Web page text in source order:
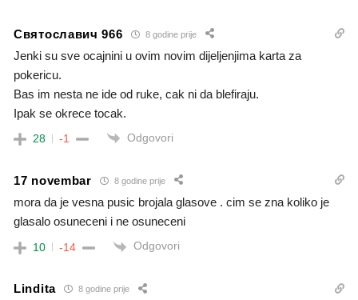
Святославич 966 8 godine prije
Jenki su sve ocajnini u ovim novim dijeljenjima karta za
pokericu.
Bas im nesta ne ide od ruke, cak ni da blefiraju.
Ipak se okrece tocak.
28 -1 Odgovori
17 novembar 8 godine prije
mora da je vesna pusic brojala glasove . cim se zna koliko je
glasalo osuneceni i ne osuneceni
10 -14 Odgovori
Lindita 8 godine prije